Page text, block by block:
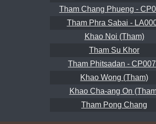
Tham Chang Phueng -
Tham Phra Sabai -
Khao Noi (Tham)
Tham Su Khor
Tham Phitsadan -
Khao Wong (Tham)
Khao Cha-ang On
Tham Pong Chang